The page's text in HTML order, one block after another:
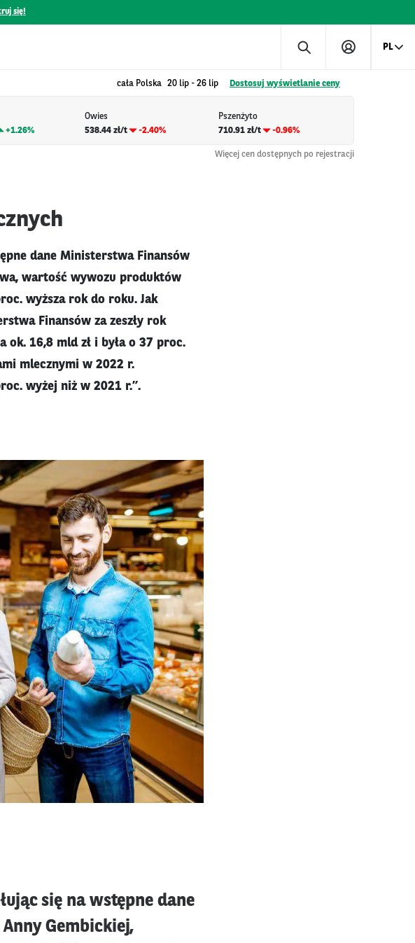
się!
PL
cała Polska 20 lip - 26 lip Dostosuj wyświetlanie ceny
+1.26%
Owies
538.44 zł/t
-2.40%
Pszenżyto
710.91 zł/t
-0.96%
Więcej cen dostępnych po rejestracji
dane Ministerstwa Finansów
wartość wywozu produktów
wyższa rok do roku. Jak
Finansów za zeszły rok
16,8 mld zł i była o 37 proc.
mlecznymi w 2022 r.
wyżej niż w 2021 r.”.
się na wstępne dane
Gembickiej,